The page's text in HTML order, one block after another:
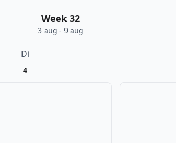
Week 32
3 aug - 9 aug
Di
4